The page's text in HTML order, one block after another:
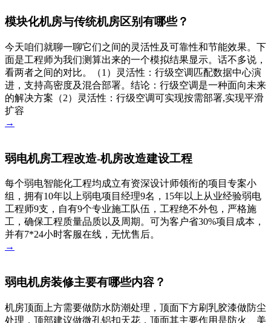
模块化机房与传统机房区别有哪些？
今天咱们就聊一聊它们之间的灵活性及可靠性和节能效果。下
面是工程师为我们测算出来的一个模拟结果显示。话不多说，
看两者之间的对比。（1）灵活性：行级空调匹配数据中心演
进，支持高密度及混合部署。结论：行级空调是一种面向未来
的解决方案（2）灵活性：行级空调可实现按需部署,实现平滑
扩容
→
弱电机房工程改造-机房改造建设工程
每个弱电智能化工程均成立有资深设计师领衔的项目专案小
组，拥有10年以上弱电项目经理9名，15年以上从业经验弱电
工程师9支，自有9个专业施工队伍，工程绝不外包，严格施
工，确保工程质量品质以及周期。可为客户省30%项目成本，
并有7*24小时客服在线，无忧售后。
→
弱电机房装修主要有哪些内容？
机房顶面上方需要做防水防潮处理，顶面下方刷乳胶漆做防尘
处理，顶部建议做微孔铝扣天花，顶面其主要作用是防火、美